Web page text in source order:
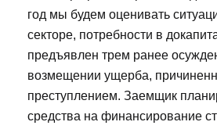
год мы будем оценивать
секторе, потребности в
предъявлен трем ранее
возмещении ущерба,
преступлением. Заемщик
средства на финансирование